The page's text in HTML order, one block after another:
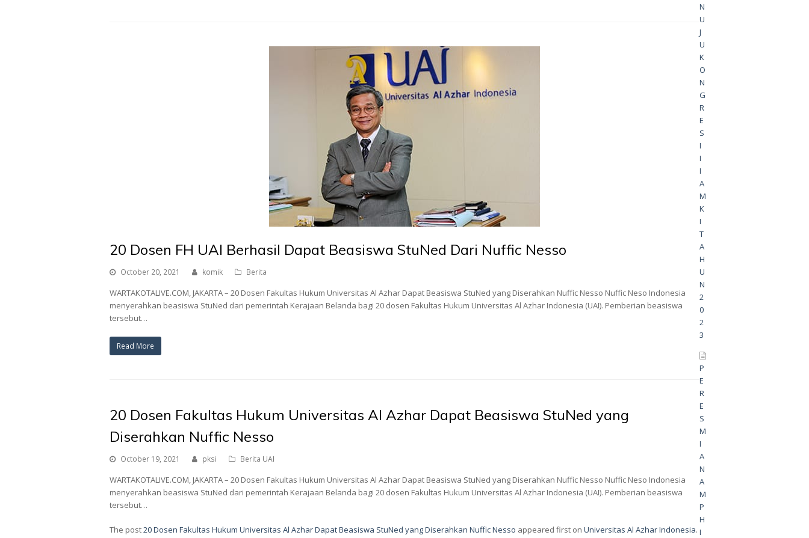
20 Dosen FH UAI Berhasil Dapat Beasiswa StuNed Dari Nuffic Nesso
October 20, 2021 komik Berita
WARTAKOTALIVE.COM, JAKARTA – 20 Dosen Fakultas Hukum Universitas Al Azhar Dapat Beasiswa StuNed yang Diserahkan Nuffic Nesso Nuffic Neso Indonesia
menyerahkan beasiswa StuNed dari pemerintah Kerajaan Belanda bagi 20 dosen Fakultas Hukum Universitas Al Azhar Indonesia (UAI). Pemberian beasiswa
tersebut…
Read More
20 Dosen Fakultas Hukum Universitas Al Azhar Dapat Beasiswa StuNed yang
Diserahkan Nuffic Nesso
October 19, 2021 pksi Berita UAI
WARTAKOTALIVE.COM, JAKARTA – 20 Dosen Fakultas Hukum Universitas Al Azhar Dapat Beasiswa StuNed yang Diserahkan Nuffic Nesso Nuffic Neso Indonesia
menyerahkan beasiswa StuNed dari pemerintah Kerajaan Belanda bagi 20 dosen Fakultas Hukum Universitas Al Azhar Indonesia (UAI). Pemberian beasiswa
tersebut…
The post20 Dosen Fakultas Hukum Universitas Al Azhar Dapat Beasiswa StuNed yang Diserahkan Nuffic Nesso appeared first on Universitas Al Azhar Indonesia.
N
U
J
U
K
O
N
G
R
E
S
I
I
I
A
M
K
I
T
A
H
U
N
2
0
2
3
P
E
R
E
S
M
I
A
N
A
M
P
H
I